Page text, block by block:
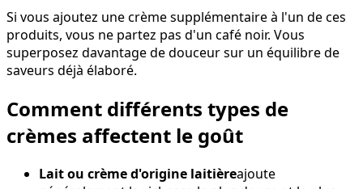
Si vous ajoutez une crème supplémentaire à l'un de ces
produits, vous ne partez pas d'un café noir. Vous
superposez davantage de douceur sur un équilibre de
saveurs déjà élaboré.
Comment différents types de
crèmes affectent le goût
Lait ou crème d'origine laitièreajoute